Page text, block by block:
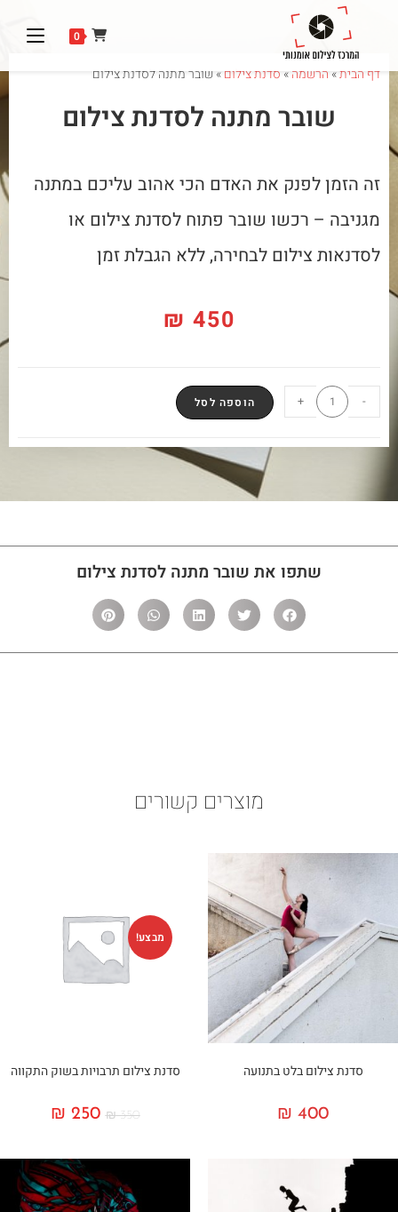
0
דף הבית» הרשמה» סדנת צילום»שובר מתנה לסדנת צילום
שובר מתנה לסדנת צילום
זה הזמן לפנק את האדם הכי אהוב עליכם במתנה
מגניבה – רכשו שובר פתוח לסדנת צילום או
לסדנאות צילום לבחירה, ללא הגבלת זמן
₪ 450
-
+ הוספה לסל
שתפו את שובר מתנה לסדנת צילום
מוצרים קשורים
סדנת צילום בלט בתנועה
₪ 400
מבצע!
סדנת צילום תרבויות בשוק התקווה
₪350
₪ 250